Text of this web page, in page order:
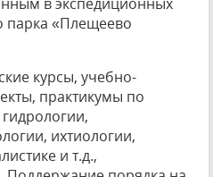
парка «Плещеево
курсы, учебно-
практикумы по
ихтиологии,
и т.д.,